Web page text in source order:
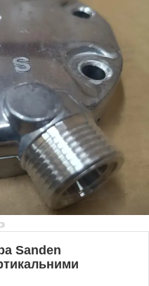
Sanden